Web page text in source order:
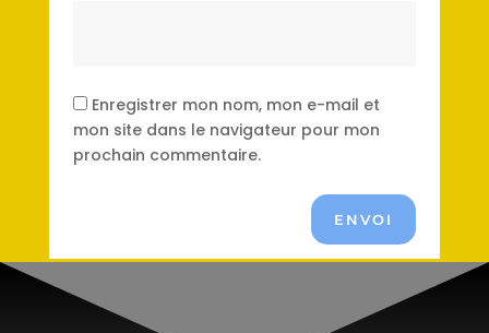
Enregistrer mon nom, mon e-mail et
mon site dans le navigateur pour mon
prochain commentaire.
ENVOI